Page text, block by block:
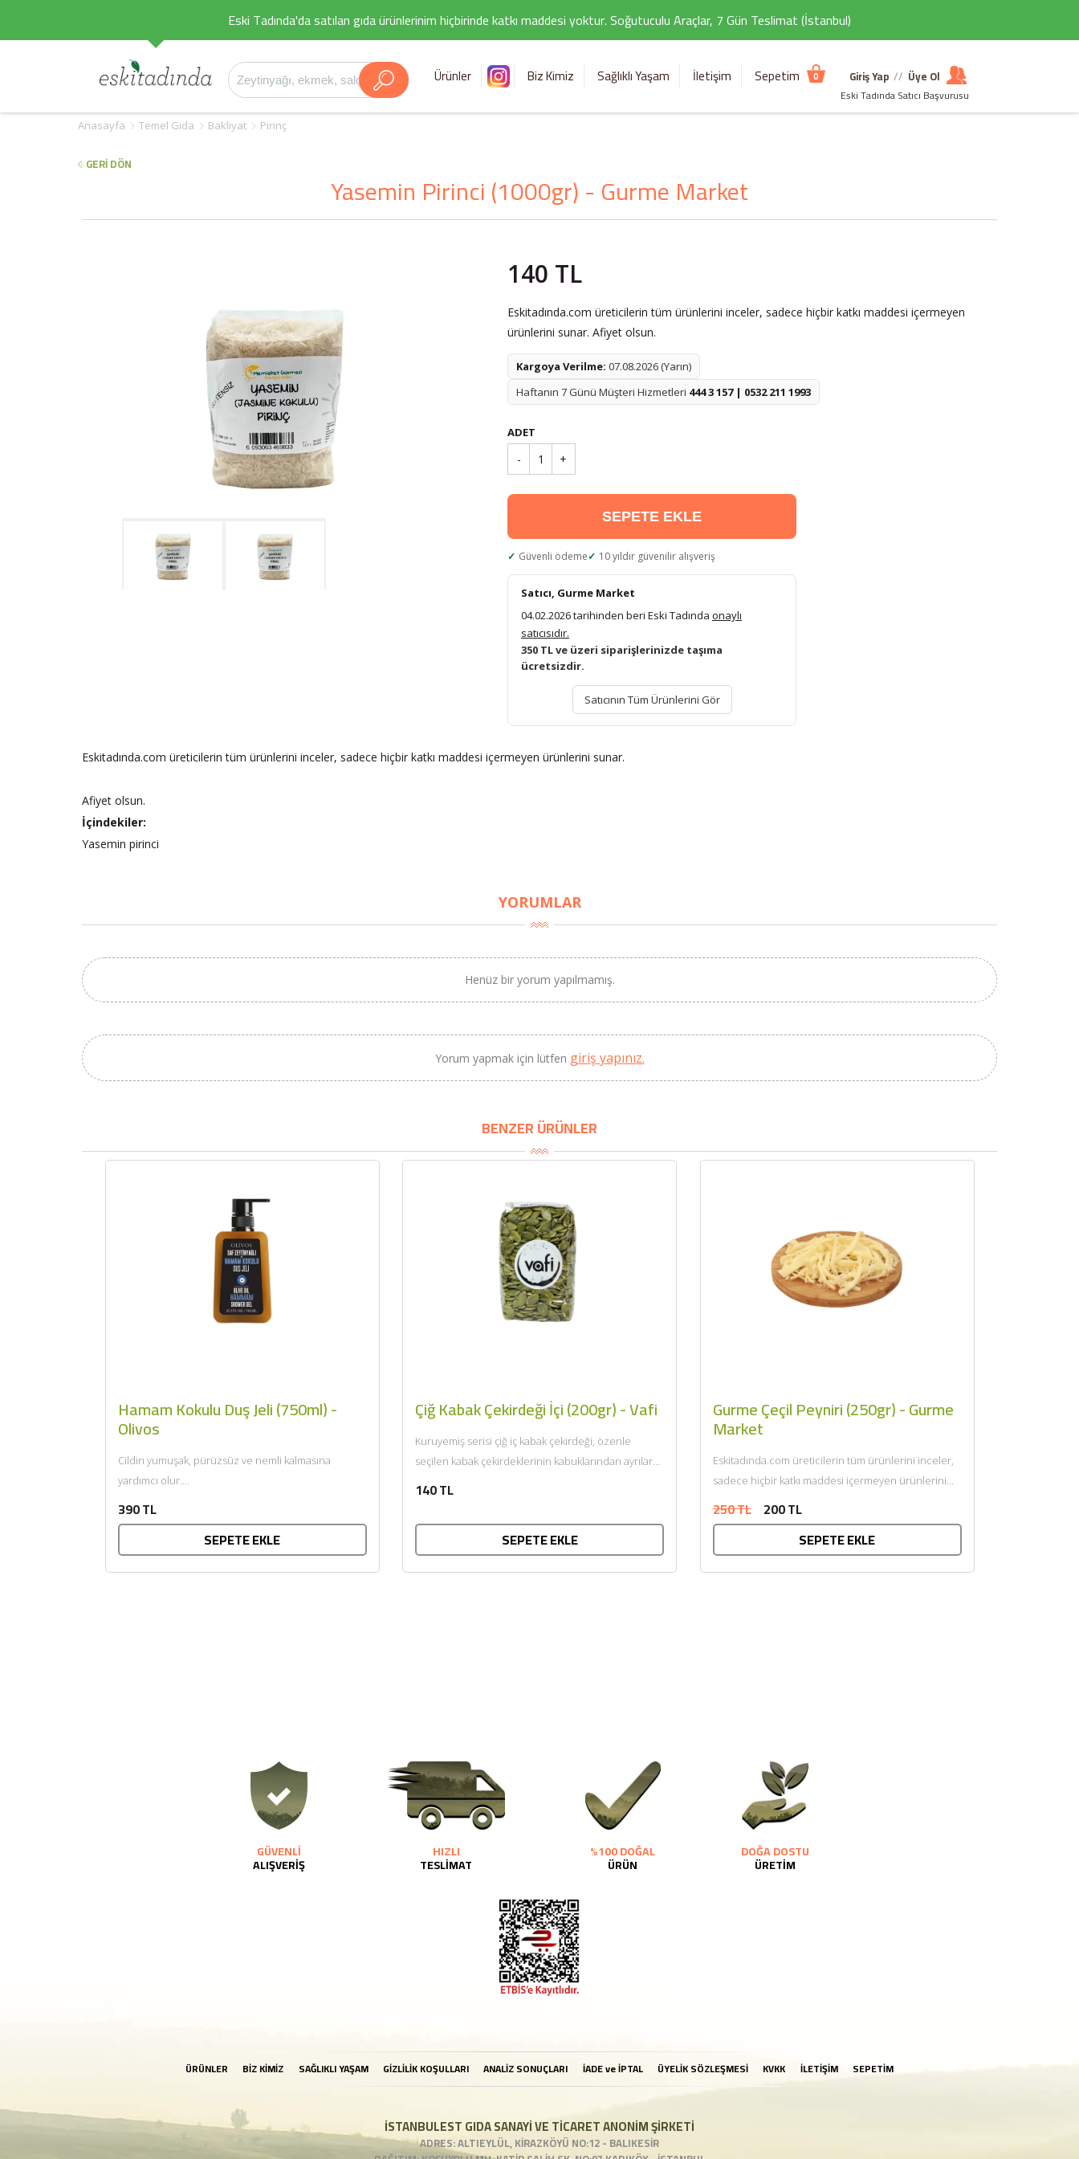
Eski Tadında'da satılan gıda ürünlerinim hiçbirinde katkı maddesi yoktur. Soğutuculu Araçlar, 7 Gün Teslimat (İstanbul)
Ürünler Biz Kimiz Sağlıklı Yaşam İletişim Sepetim 0 Giriş Yap // Üye Ol
Eski Tadında Satıcı Başvurusu
Anasayfa Temel Gıda Bakliyat Pirinç
GERİ DÖN
Yasemin Pirinci (1000gr) - Gurme Market
140 TL
Eskitadında.com üreticilerin tüm ürünlerini inceler, sadece hiçbir katkı maddesi içermeyen
ürünlerini sunar. Afiyet olsun.
Kargoya Verilme: 07.08.2026 (Yarın)
Haftanın 7 Günü Müşteri Hizmetleri 444 3 157 | 0532 211 1993
ADET
- 1 +
SEPETE EKLE
Güvenli ödeme 10 yıldır güvenilir alışveriş
Satıcı, Gurme Market
04.02.2026 tarihinden beri Eski Tadında onaylı
satıcısıdır.
350 TL ve üzeri siparişlerinizde taşıma
ücretsizdir.
Satıcının Tüm Ürünlerini Gör
Eskitadında.com üreticilerin tüm ürünlerini inceler, sadece hiçbir katkı maddesi içermeyen ürünlerini sunar.
Afiyet olsun.
İçindekiler:
Yasemin pirinci
YORUMLAR
Henüz bir yorum yapılmamış.
Yorum yapmak için lütfen giriş yapınız.
BENZER ÜRÜNLER
Hamam Kokulu Duş Jeli (750ml) -
Olivos
Cildin yumuşak, pürüzsüz ve nemli kalmasına
yardımcı olur....
390 TL
SEPETE EKLE
Çiğ Kabak Çekirdeği İçi (200gr) - Vafi
Kuruyemiş serisi çiğ iç kabak çekirdeği, özenle
seçilen kabak çekirdeklerinin kabuklarından ayrılarak
140 TL
SEPETE EKLE
Gurme Çeçil Peyniri (250gr) - Gurme
Market
Eskitadında.com üreticilerin tüm ürünlerini inceler,
sadece hiçbir katkı maddesi içermeyen ürünlerini
250 TL 200 TL
SEPETE EKLE
GÜVENLİ
ALIŞVERİŞ
HIZLI
TESLİMAT
%100 DOĞAL
ÜRÜN
DOĞA DOSTU
ÜRETİM
ÜRÜNLER BİZ KİMİZ SAĞLIKLI YAŞAM GİZLİLİK KOŞULLARI ANALİZ SONUÇLARI İADE ve İPTAL ÜYELİK SÖZLEŞMESİ KVKK İLETİŞİM SEPETİM
İSTANBULEST GIDA SANAYİ VE TİCARET ANONİM ŞİRKETİ
ADRES: ALTIEYLÜL, KİRAZKÖYÜ NO:12 - BALIKESİR
×
2320,00 TL
2100,00 TL
Sızma Zeytinyağı (2025
Yeni Hasat, Güney Ege, 5